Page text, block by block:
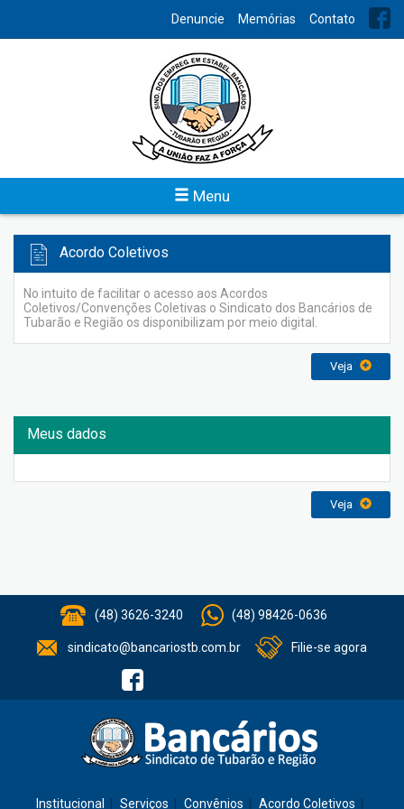
Denuncie Memórias Contato
Menu
Jornal Sindicato
O Jornal do Sindicato dos Bancários foi elaborado para trazer
informações do cotidiano, dos eventos e as notícias referente
Acordo Coletivos
No intuito de facilitar o acesso aos Acordos
Coletivos/Convenções Coletivas o Sindicato dos Bancários de
Tubarão e Região os disponibilizam por meio digital.
Veja
Meus dados
Veja
(48) 3626-3240 (48) 98426-0636
sindicato@bancariostb.com.br Filie-se agora
Institucional Serviços Convênios Acordo Coletivos